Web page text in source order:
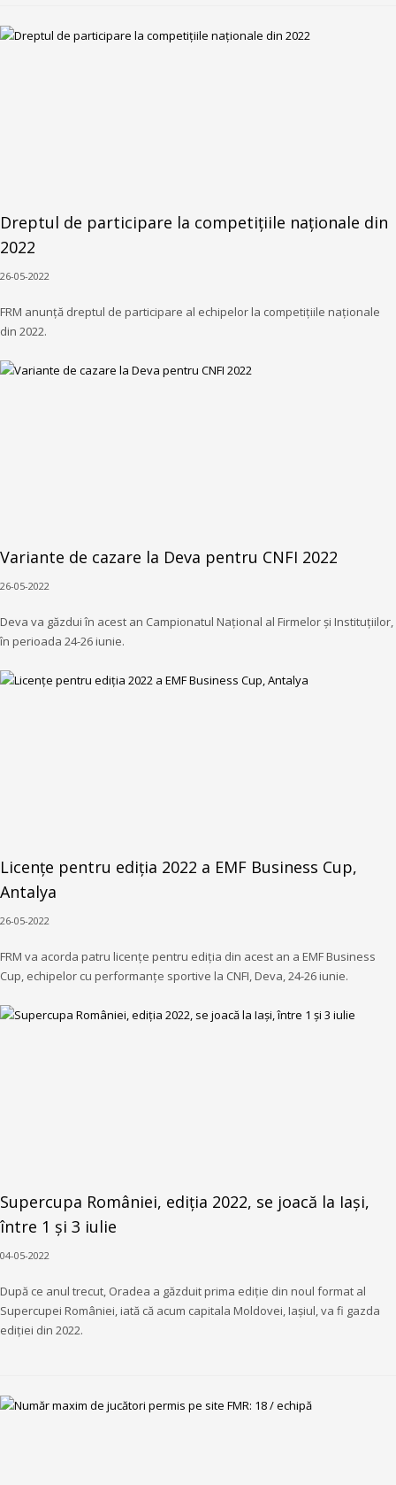
Dreptul de participare la competițiile naționale din
2022
26-05-2022
FRM anunță dreptul de participare al echipelor la competițiile naționale
din 2022.
Variante de cazare la Deva pentru CNFI 2022
26-05-2022
Deva va găzdui în acest an Campionatul Național al Firmelor și Instituțiilor,
în perioada 24-26 iunie.
Licențe pentru ediția 2022 a EMF Business Cup,
Antalya
26-05-2022
FRM va acorda patru licențe pentru ediția din acest an a EMF Business
Cup, echipelor cu performanțe sportive la CNFI, Deva, 24-26 iunie.
Supercupa României, ediția 2022, se joacă la Iași,
între 1 și 3 iulie
04-05-2022
După ce anul trecut, Oradea a găzduit prima ediție din noul format al
Supercupei României, iată că acum capitala Moldovei, Iașiul, va fi gazda
ediției din 2022.